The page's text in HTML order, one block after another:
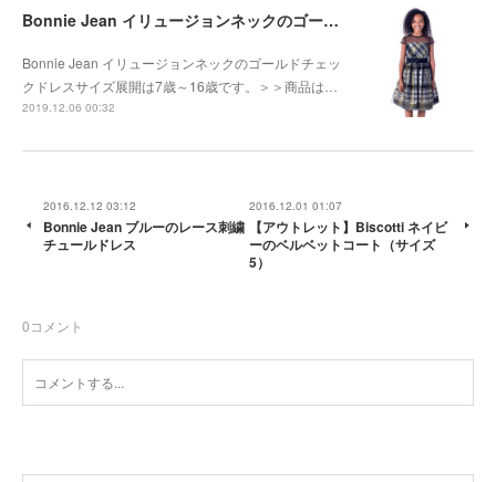
Bonnie Jean イリュージョンネックのゴールドチェックドレス
Bonnie Jean イリュージョンネックのゴールドチェッ
クドレスサイズ展開は7歳～16歳です。＞＞商品は…
2019.12.06 00:32
2016.12.12 03:12
Bonnie Jean ブルーのレース刺繍
チュールドレス
2016.12.01 01:07
【アウトレット】Biscotti ネイビ
ーのベルベットコート（サイズ
5）
0コメント